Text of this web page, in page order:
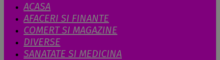
ACASA
AFACERI SI FINANTE
COMERT SI MAGAZINE
DIVERSE
SANATATE SI MEDICINA